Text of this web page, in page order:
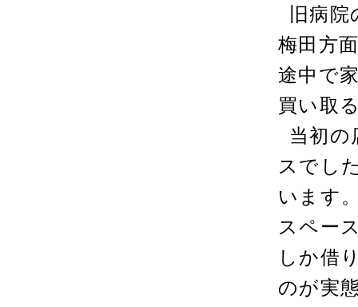
旧病
梅田方
途中で
買い取
当初の
スでし
います
スペー
しか借
のが実